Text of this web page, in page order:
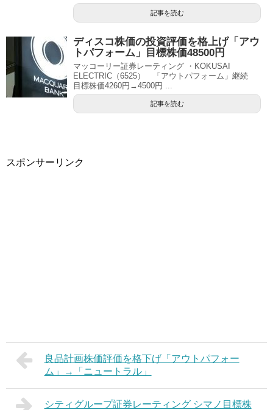
記事を読む
ディスコ株価の投資評価を格上げ「アウ
トパフォーム」目標株価48500円
マッコーリー証券レーティング ・KOKUSAI
ELECTRIC（6525） 「アウトパフォーム」継続
目標株価4260円→4500円 ...
記事を読む
スポンサーリンク
良品計画株価評価を格下げ「アウトパフォー
ム」→「ニュートラル」
シティグループ証券レーティング シマノ目標株